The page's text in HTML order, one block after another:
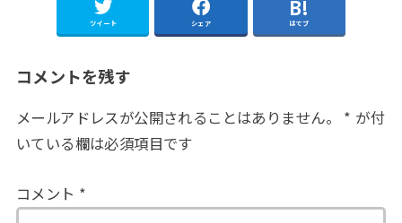
ツイート シェア はてブ
コメントを残す
メールアドレスが公開されることはありません。 * が付
いている欄は必須項目です
コメント *